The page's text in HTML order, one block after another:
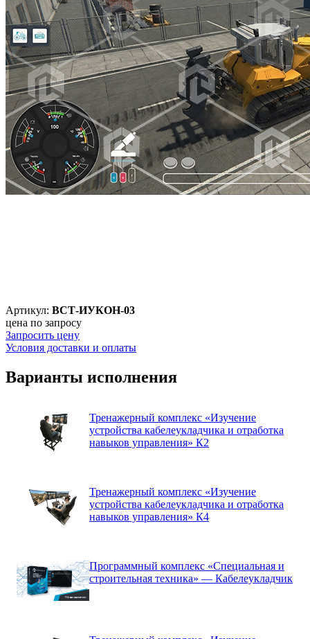
Артикул: ВСТ-ИУКОН-03
цена по запросу
Запросить цену
Условия доставки и оплаты
Варианты исполнения
Тренажерный комплекс «Изучение
устройства кабелеукладчика и отработка
навыков управления» К2
Тренажерный комплекс «Изучение
устройства кабелеукладчика и отработка
навыков управления» К4
Программный комплекс «Специальная и
строительная техника» — Кабелеукладчик